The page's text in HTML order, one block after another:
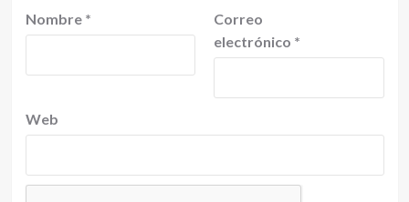
Nombre *
Correo
electrónico *
Web